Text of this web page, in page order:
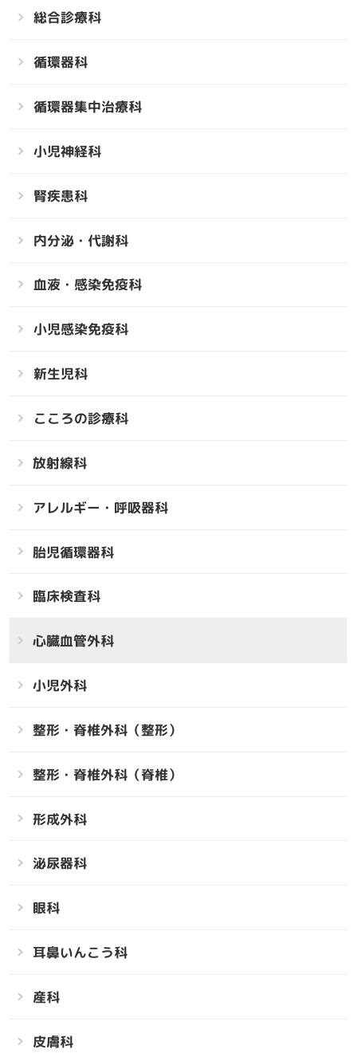
総合診療科
循環器科
循環器集中治療科
小児神経科
腎疾患科
内分泌・代謝科
血液・感染免疫科
小児感染免疫科
新生児科
こころの診療科
放射線科
アレルギー・呼吸器科
胎児循環器科
臨床検査科
心臓血管外科
小児外科
整形・脊椎外科（整形）
整形・脊椎外科（脊椎）
形成外科
泌尿器科
眼科
耳鼻いんこう科
産科
皮膚科